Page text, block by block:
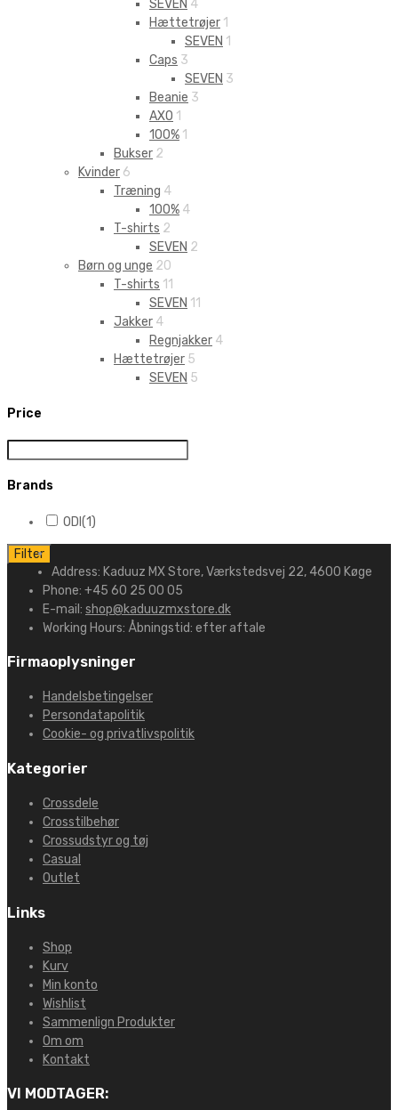
SEVEN 4
Hættetrøjer 1
SEVEN 1
Caps 3
SEVEN 3
Beanie 3
AXO 1
100% 1
Bukser 2
Kvinder 6
Træning 4
100% 4
T-shirts 2
SEVEN 2
Børn og unge 20
T-shirts 11
SEVEN 11
Jakker 4
Regnjakker 4
Hættetrøjer 5
SEVEN 5
Price
Brands
ODI (1)
Filter
Address: Kaduuz MX Store, Værkstedsvej 22, 4600 Køge
Phone: +45 60 25 00 05
E-mail: shop@kaduuzmxstore.dk
Working Hours: Åbningstid: efter aftale
Firmaoplysninger
Handelsbetingelser
Persondatapolitik
Cookie- og privatlivspolitik
Kategorier
Crossdele
Crosstilbehør
Crossudstyr og tøj
Casual
Outlet
Links
Shop
Kurv
Min konto
Wishlist
Sammenlign Produkter
Om om
Kontakt
VI MODTAGER: